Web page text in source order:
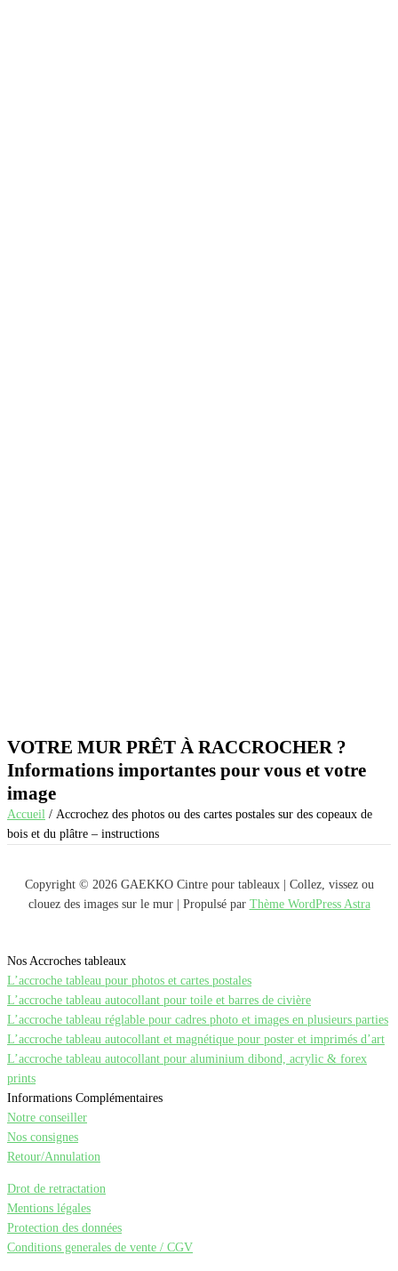
VOTRE MUR PRÊT À RACCROCHER ?
Informations importantes pour vous et votre
image
Accueil / Accrochez des photos ou des cartes postales sur des copeaux de
bois et du plâtre – instructions
Copyright © 2026 GAEKKO Cintre pour tableaux | Collez, vissez ou
clouez des images sur le mur | Propulsé par Thème WordPress Astra
Nos Accroches tableaux
L’accroche tableau pour photos et cartes postales
L’accroche tableau autocollant pour toile et barres de civière
L’accroche tableau réglable pour cadres photo et images en plusieurs parties
L’accroche tableau autocollant et magnétique pour poster et imprimés d’art
L’accroche tableau autocollant pour aluminium dibond, acrylic & forex
prints
Informations Complémentaires
Notre conseiller
Nos consignes
Retour/Annulation
Drot de retractation
Mentions légales
Protection des données
Conditions generales de vente / CGV